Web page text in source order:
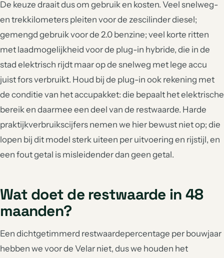
De keuze draait dus om gebruik en kosten. Veel snelweg-
en trekkilometers pleiten voor de zescilinder diesel;
gemengd gebruik voor de 2.0 benzine; veel korte ritten
met laadmogelijkheid voor de plug-in hybride, die in de
stad elektrisch rijdt maar op de snelweg met lege accu
juist fors verbruikt. Houd bij de plug-in ook rekening met
de conditie van het accupakket: die bepaalt het elektrische
bereik en daarmee een deel van de restwaarde. Harde
praktijkverbruikscijfers nemen we hier bewust niet op; die
lopen bij dit model sterk uiteen per uitvoering en rijstijl, en
een fout getal is misleidender dan geen getal.
Wat doet de restwaarde in 48
maanden?
Een dichtgetimmerd restwaardepercentage per bouwjaar
hebben we voor de Velar niet, dus we houden het